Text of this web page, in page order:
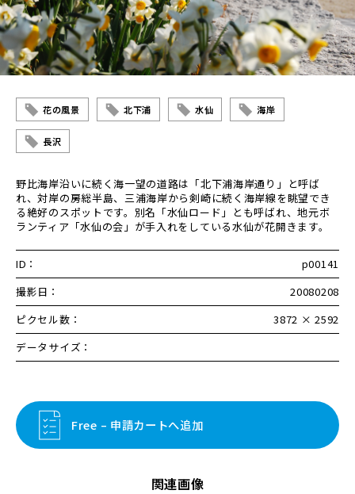
花の風景 北下浦 水仙 海岸
長沢
野比海岸沿いに続く海一望の道路は「北下浦海岸通り」と呼ば
れ、対岸の房総半島、三浦海岸から剣崎に続く海岸線を眺望でき
る絶好のスポットです。別名「水仙ロード」とも呼ばれ、地元ボ
ランティア「水仙の会」が手入れをしている水仙が花開きます。
ID：
p00141
撮影日：
20080208
ピクセル数：
3872 × 2592
データサイズ：
Free – 申請カートへ追加
関連画像